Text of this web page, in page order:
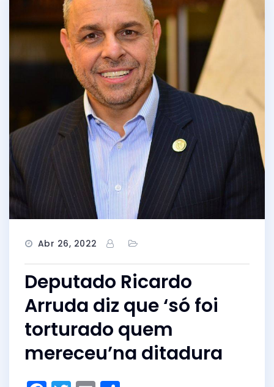
Abr 26, 2022
Deputado Ricardo
Arruda diz que ‘só foi
torturado quem
mereceu’na ditadura